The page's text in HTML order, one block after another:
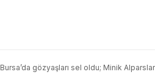
Bursa’da gözyaşları sel oldu; Minik